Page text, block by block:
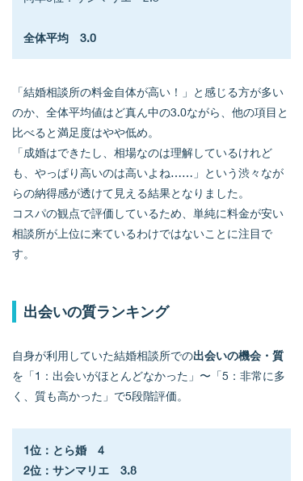
全体平均　3.0
「結婚相談所の料金自体が高い！」と感じる方が多い
のか、全体平均値はど真ん中の3.0ながら、他の項目と
比べると満足度はやや低め。
「成婚はできたし、相場なのは理解しているけれど
も、やっぱり高いのは高いよね……」という渋々なが
らの納得感が透けて見える結果となりました。
コスパの観点で評価しているため、単純に料金が安い
相談所が上位に来ているわけではないことに注目で
す。
出会いの質ランキング
自身が利用していた結婚相談所での出会いの機会・質
を「1：出会いがほとんどなかった」〜「5：非常に多
く、質も高かった」で5段階評価。
1位：とら婚　4
2位：サンマリエ　3.8